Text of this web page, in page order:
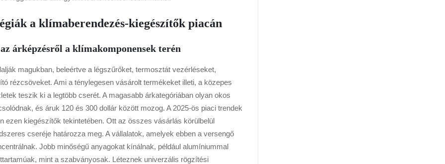
a klímaberendezés-kiegészítők piacán
árképzésről a klímakomponensek terén
magukban, beleértve a légszűrőket, termosztát vezérléseket,
rézcsöveket. Ami a ténylegesen vásárolt termékeket illeti, a közepes
teszik ki a legtöbb cserét. A magasabb árkategóriában olyan okos
és áruk 120 és 300 dollár között mozog. A 2025-ös piaci trendek
ezen kiegészítők tekintetében. Ott az összes vásárlás körülbelül
cseréje határozza meg. A vállalatok, amelyek ebben a versengő
Jobb minőségű anyagokat kínálnak, például alumíniummal
mint a szabványosak. Léteznek univerzális rögzítési